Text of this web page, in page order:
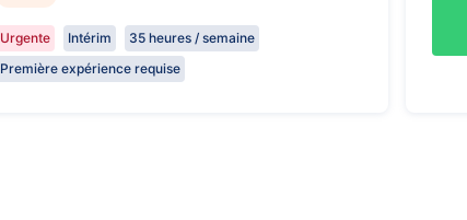
Urgente Intérim
35 heures / semaine
Première expérience requise